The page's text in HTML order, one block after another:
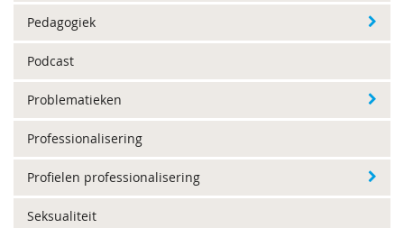
Pedagogiek
Podcast
Problematieken
Professionalisering
Profielen professionalisering
Seksualiteit